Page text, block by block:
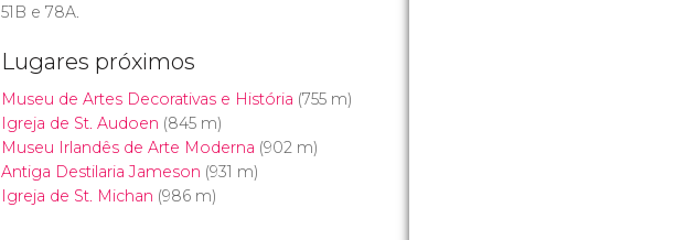
51B e 78A.
Lugares próximos
Museu de Artes Decorativas e História (755 m)
Igreja de St. Audoen (845 m)
Museu Irlandês de Arte Moderna (902 m)
Antiga Destilaria Jameson (931 m)
Igreja de St. Michan (986 m)